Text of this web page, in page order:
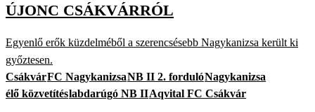
ÚJONC CSÁKVÁRRÓL
Egyenlő erők küzdelméből a szerencsésebb Nagykanizsa került ki
győztesen.
CsákvárFC NagykanizsaNB II 2. fordulóNagykanizsa
élő közvetítéslabdarúgó NB IIAqvital FC Csákvár